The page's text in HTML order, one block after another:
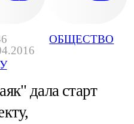
ОБЩЕСТВО
дала старт